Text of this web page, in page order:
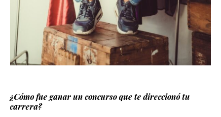
¿Cómo fue ganar un concurso que te direccionó tu
carrera?